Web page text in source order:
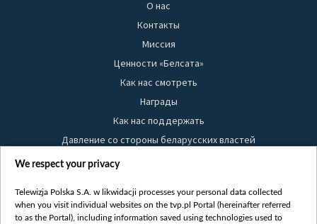
О нас
Контакты
Миссия
Ценности «Белсата»
Как нас смотреть
Награды
Как нас поддержать
Давление со стороны беларусских властей
Правила использования материалов
Безопасность
Youtube
We respect your privacy
Telewizja Polska S.A. w likwidacji processes your personal data collected
when you visit individual websites on the tvp.pl Portal (hereinafter referred
to as the Portal), including information saved using technologies used to